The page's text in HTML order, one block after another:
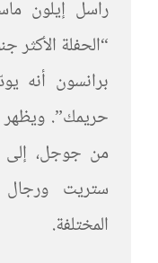
راسل إيلون
“الحفلة الأكثر
برانسون أنه
حريمك”.
من جوجل،
ستريت ورجال
المختلفة.